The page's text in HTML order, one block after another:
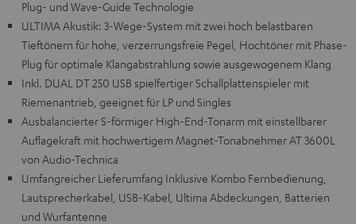
Plug- und Wave-Guide Technologie
ULTIMA Akustik: 3-Wege-System mit zwei hoch belastbaren
Tieftönern für hohe, verzerrungsfreie Pegel, Hochtöner mit Phase-
Plug für optimale Klangabstrahlung sowie ausgewogenem Klang
Inkl. DUAL DT 250 USB spielfertiger Schallplattenspieler mit
Riemenantrieb, geeignet für LP und Singles
Ausbalancierter S-förmiger High-End-Tonarm mit einstellbarer
Auflagekraft mit hochwertigem Magnet-Tonabnehmer AT 3600L
von Audio-Technica
Umfangreicher Lieferumfang Inklusive Kombo Fernbedienung,
Lautsprecherkabel, USB-Kabel, Ultima Abdeckungen, Batterien
und Wurfantenne